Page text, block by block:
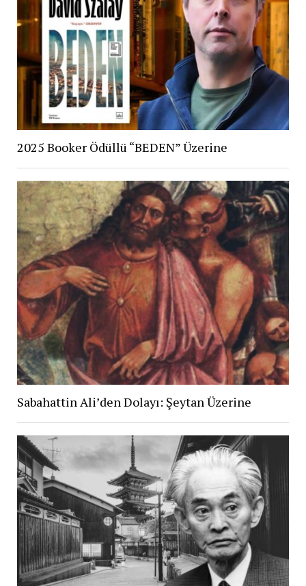
2025 Booker Ödüllü “BEDEN” Üzerine
Sabahattin Ali’den Dolayı: Şeytan Üzerine